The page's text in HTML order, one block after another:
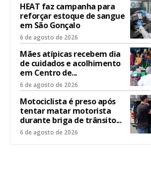
HEAT faz campanha para
reforçar estoque de sangue
em São Gonçalo
6 de agosto de 2026
Mães atípicas recebem dia
de cuidados e acolhimento
em Centro de...
6 de agosto de 2026
Motociclista é preso após
tentar matar motorista
durante briga de trânsito...
6 de agosto de 2026